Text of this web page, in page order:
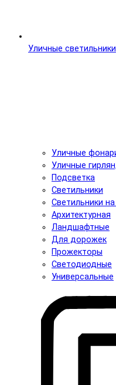
Уличные светильники
Уличные
Уличные
Подсветка
Светильники
Светильники
Архитектурная
Ландшафтные
Для дорожек
Прожекторы
Светодиодные
Универсальные